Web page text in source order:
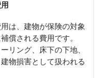
は、建物が保険の対象
償される費用です。
リング、床下の下地、
物損害として扱われる